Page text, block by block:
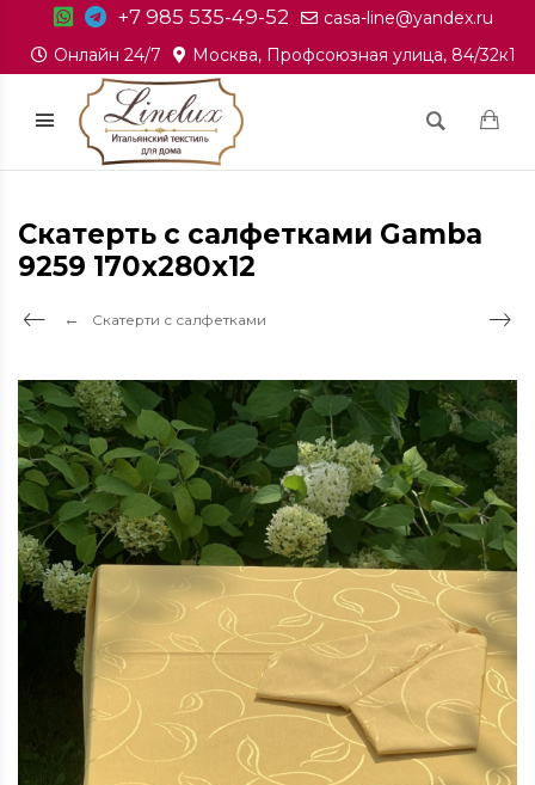
+7 985 535-49-52
casa-line@yandex.ru
Онлайн 24/7
Москва, Профсоюзная улица, 84/32к1
Скатерть с салфетками Gamba
9259 170x280x12
Скатерти с салфетками